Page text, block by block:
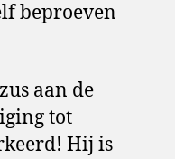
beproeven
aan de
tot
Hij is